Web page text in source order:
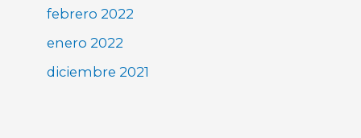
febrero 2022
enero 2022
diciembre 2021